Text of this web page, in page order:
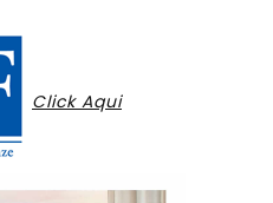
Click Aqui